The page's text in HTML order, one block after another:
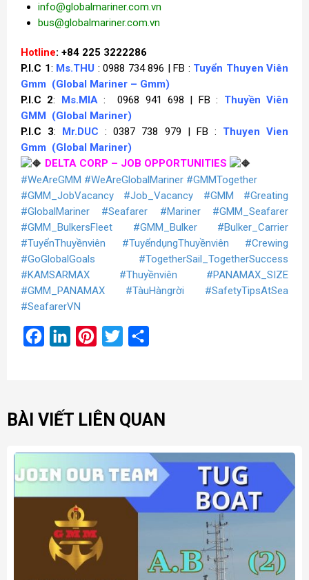
info@globalmariner.com.vn
bus@globalmariner.com.vn
Hotline: +84 225 3222286
P.I.C 1: Ms.THU : 0988 734 896 | FB : Tuyển Thuyen Viên
Gmm (Global Mariner – Gmm)
P.I.C 2: Ms.MIA: 0968 941 698 | FB : Thuyền Viên
GMM (Global Mariner)
P.I.C 3: Mr.DUC : 0387 738 979 | FB : Thuyen Vien
Gmm (Global Mariner)
DELTA CORP – JOB OPPORTUNITIES
#WeAreGMM #WeAreGlobalMariner #GMMTogether
#GMM_JobVacancy
#Job_Vacancy #GMM
#Greating
#GlobalMariner
#Seafarer #Mariner
#GMM_Seafarer
#GMM_BulkersFleet
#GMM_Bulker
#Bulker_Carrier
#TuyểnThuyềnviên
#TuyểndụngThuyềnviên
#Crewing
#GoGlobalGoals
#TogetherSail_TogetherSuccess
#KAMSARMAX
#Thuyềnviên
#PANAMAX_SIZE
#GMM_PANAMAX
#TàuHàngrời
#SafetyTipsAtSea
#SeafarerVN
FacebookLinkedInPinterest
Twitter
BÀI VIẾT LIÊN QUAN